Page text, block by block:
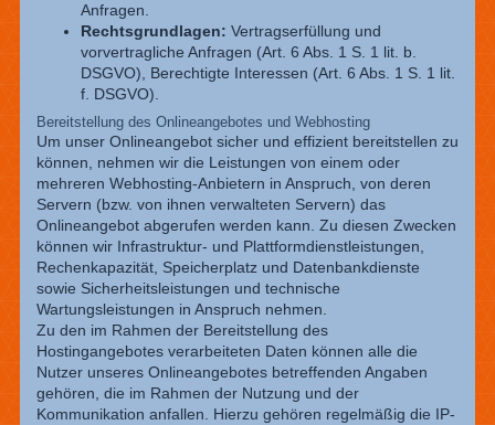
Anfragen.
Rechtsgrundlagen: Vertragserfüllung und
vorvertragliche Anfragen (Art. 6 Abs. 1 S. 1 lit. b.
DSGVO), Berechtigte Interessen (Art. 6 Abs. 1 S. 1 lit.
f. DSGVO).
Bereitstellung des Onlineangebotes und Webhosting
Um unser Onlineangebot sicher und effizient bereitstellen zu
können, nehmen wir die Leistungen von einem oder
mehreren Webhosting-Anbietern in Anspruch, von deren
Servern (bzw. von ihnen verwalteten Servern) das
Onlineangebot abgerufen werden kann. Zu diesen Zwecken
können wir Infrastruktur- und Plattformdienstleistungen,
Rechenkapazität, Speicherplatz und Datenbankdienste
sowie Sicherheitsleistungen und technische
Wartungsleistungen in Anspruch nehmen.
Zu den im Rahmen der Bereitstellung des
Hostingangebotes verarbeiteten Daten können alle die
Nutzer unseres Onlineangebotes betreffenden Angaben
gehören, die im Rahmen der Nutzung und der
Kommunikation anfallen. Hierzu gehören regelmäßig die IP-